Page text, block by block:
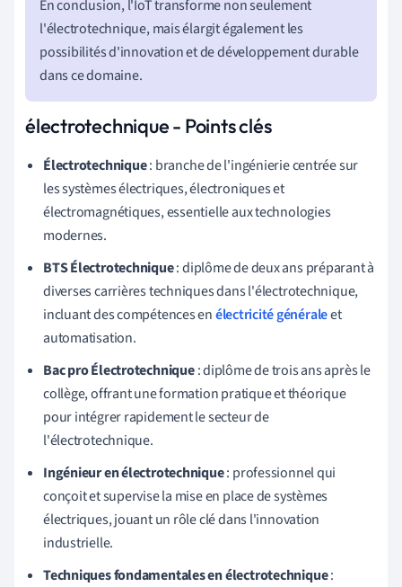
En conclusion, l'IoT transforme non seulement
l'électrotechnique, mais élargit également les
possibilités d'innovation et de développement durable
dans ce domaine.
électrotechnique - Points clés
Électrotechnique: branche de l'ingénierie centrée sur
les systèmes électriques, électroniques et
électromagnétiques, essentielle aux technologies
modernes.
BTS Électrotechnique: diplôme de deux ans préparant à
diverses carrières techniques dans l'électrotechnique,
incluant des compétences enélectricité généraleet
automatisation.
Bac pro Électrotechnique: diplôme de trois ans après le
collège, offrant une formation pratique et théorique
pour intégrer rapidement le secteur de
l'électrotechnique.
Ingénieur en électrotechnique: professionnel qui
conçoit et supervise la mise en place de systèmes
électriques, jouant un rôle clé dans l'innovation
industrielle.
Techniques fondamentales en électrotechnique: